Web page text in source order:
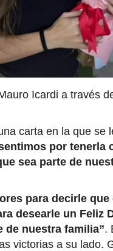
Icardi a través
carta en la que se
por tenerla
sea parte de
para decirle
desearle un Feliz
de nuestra familia”.
victorias a su lado.